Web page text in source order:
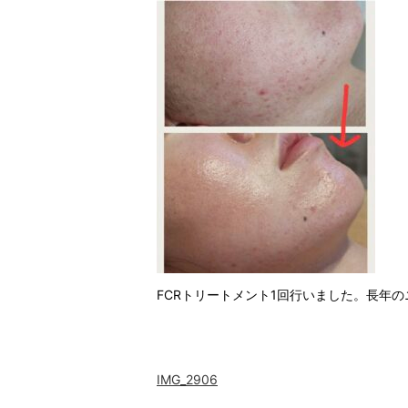
FCRトリートメント1回行いました。長年の
IMG_2906